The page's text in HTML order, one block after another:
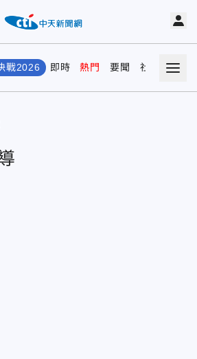
戰2026 即時 熱門 要聞 社會 娛樂